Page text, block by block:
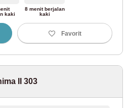
kaki
8 menit berjalan
kaki
Favorit
II 303
(11)
kota Nagoya